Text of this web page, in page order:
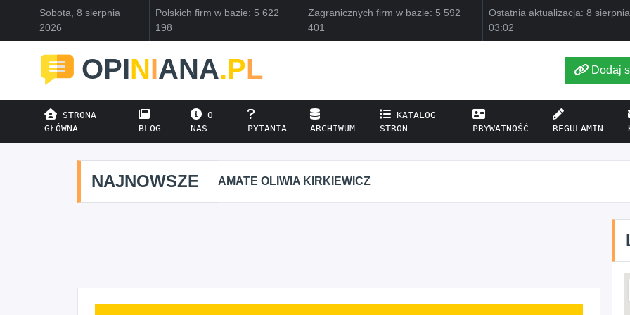
Sobota, 8 sierpnia
2026
Polskich firm w bazie: 5 622
198
Zagranicznych firm w bazie: 5 592
401
Ostatnia aktualizacja: 8
03:02
OPINIANA.PL Dodaj
STRONA
GŁÓWNA
BLOG
O
NAS
PYTANIA ARCHIWUM
KATALOG
STRON
PRYWATNOŚĆ REGULAMIN
NAJNOWSZE AMATE OLIWIA KIRKIEWICZ